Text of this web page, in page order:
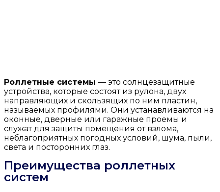
Роллетные системы — это солнцезащитные
устройства, которые состоят из рулона, двух
направляющих и скользящих по ним пластин,
называемых профилями. Они устанавливаются на
оконные, дверные или гаражные проемы и
служат для защиты помещения от взлома,
неблагоприятных погодных условий, шума, пыли,
света и посторонних глаз.
Преимущества роллетных
систем